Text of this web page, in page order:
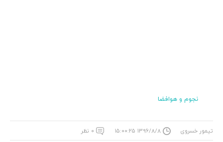
نجوم و هوافضا
تیمور خسروی ۱۳۹۶/۸/۸ ۱۵:۰۰:۲۵ ۰ نظر